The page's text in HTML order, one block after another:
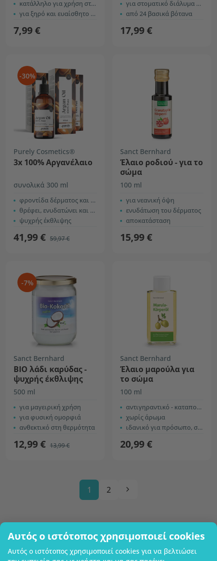
Αυτός ο ιστότοπος χρησιμοποιεί cookies
Αυτός ο ιστότοπος χρησιμοποιεί cookies για να βελτιώσει
κατάλληλο για χρήση στην κουζίνα
για ξηρό και ευαίσθητο δέρμα
7,99 €
για στοματικό διάλυμα και μπάνια
από 24 βασικά βότανα
17,99 €
-30%
Purely Cosmetics®
3x 100% Αργανέλαιο
συνολικά 300 ml
φροντίδα δέρματος και μαλλιών
θρέφει, ενυδατώνει και αναζωογονεί
ψυχρής έκθλιψης
41,99 € 59,97 €
Sanct Bernhard
Έλαιο ροδιού - για το
σώμα
100 ml
για νεανική όψη
ενυδάτωση του δέρματος
αποκατάσταση
15,99 €
-7%
Sanct Bernhard
ΒΙΟ λάδι καρύδας -
ψυχρής έκθλιψης
500 ml
για μαγειρική χρήση
για φυσική ομορφιά
ανθεκτικό στη θερμότητα
12,99 € 13,99 €
Sanct Bernhard
Έλαιο μαρούλα για
το σώμα
100 ml
αντιγηραντικό - καταπολεμά τη γήρανση του δέρματος
χωρίς άρωμα
ιδανικό για πρόσωπο, σώμα και μασάζ
20,99 €
1 2
Επωνυμία επιχείρησης